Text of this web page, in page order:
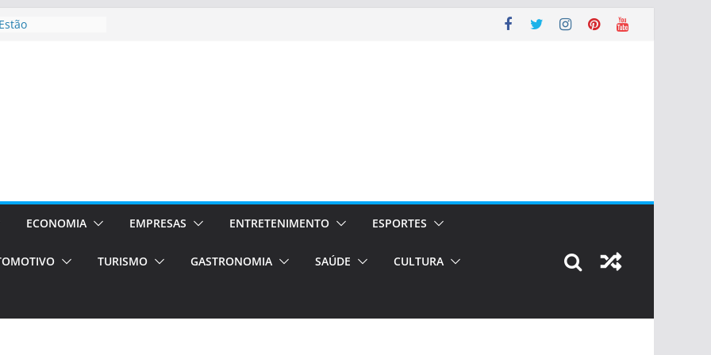
em Porto
de transfer,
de alto padrão
–
o segundo
únicas e
volta!
ECONOMIA EMPRESAS ENTRETENIMENTO ESPORTES
TURISMO GASTRONOMIA SAÚDE CULTURA